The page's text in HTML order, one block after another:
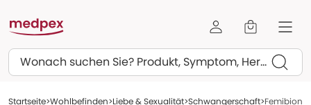
Suchen
Startseite Wohlbefinden Liebe & Sexualität Schwangerschaft Femibion